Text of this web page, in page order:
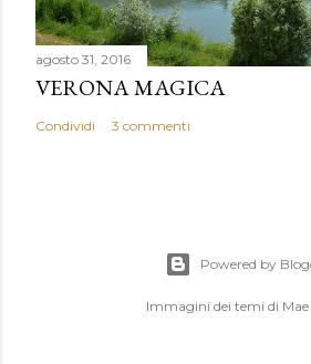
agosto 31, 2016
VERONA MAGICA
Condividi 3 commenti
Powered by
Immagini dei temi di